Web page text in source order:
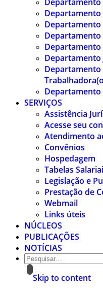
Departamento
Departamento
Departamento
SERVIÇOS
Assistência
Acesse seu
Atendimento
Convênios
Hospedagem
Tabelas
Legislação e
Prestação de
Webmail
Links úteis
NÚCLEOS
PUBLICAÇÕES
NOTÍCIAS
Skip to content